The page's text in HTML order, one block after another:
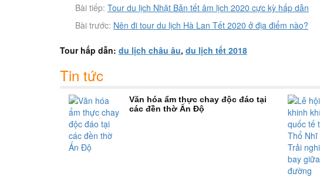
Bài tiếp: Tour du lịch Nhật Bản tết âm lịch 2020 cực kỳ hấp dẫn
Bài trước: Nên đi tour du lịch Hà Lan Tết 2020 ở địa điểm nào?
Tour hấp dẫn: du lịch châu âu, du lịch tết 2018
Tin tức
Văn hóa ẩm thực chay độc đáo tại
các đền thờ Ấn Độ